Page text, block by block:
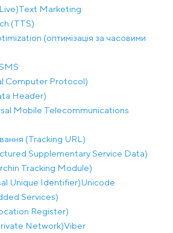
Text Marketing
(TTS)
(оптимізація за часовими
Computer Protocol)
Header)
Mobile Telecommunications
(Tracking URL)
Supplementary Service Data)
Tracking Module)
Unique Identifier)Unicode
Services)
Register)
Network)Viber